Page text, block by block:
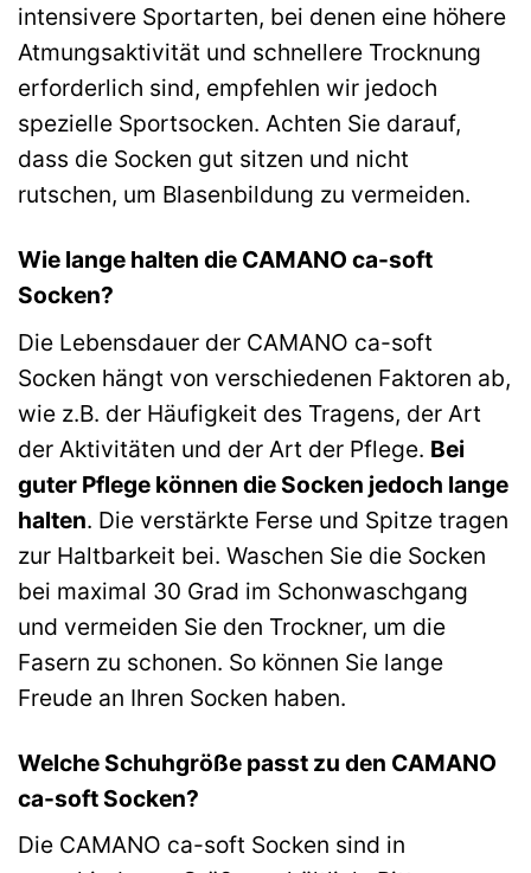
intensivere Sportarten, bei denen eine höhere
Atmungsaktivität und schnellere Trocknung
erforderlich sind, empfehlen wir jedoch
spezielle Sportsocken. Achten Sie darauf,
dass die Socken gut sitzen und nicht
rutschen, um Blasenbildung zu vermeiden.
Wie lange halten die CAMANO ca-soft
Socken?
Die Lebensdauer der CAMANO ca-soft
Socken hängt von verschiedenen Faktoren ab,
wie z.B. der Häufigkeit des Tragens, der Art
der Aktivitäten und der Art der Pflege. Bei
guter Pflege können die Socken jedoch lange
halten. Die verstärkte Ferse und Spitze tragen
zur Haltbarkeit bei. Waschen Sie die Socken
bei maximal 30 Grad im Schonwaschgang
und vermeiden Sie den Trockner, um die
Fasern zu schonen. So können Sie lange
Freude an Ihren Socken haben.
Welche Schuhgröße passt zu den CAMANO
ca-soft Socken?
Die CAMANO ca-soft Socken sind in